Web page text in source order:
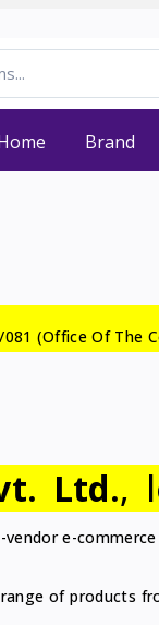
Brand
(Office Of The
Ltd.,
e-
of products